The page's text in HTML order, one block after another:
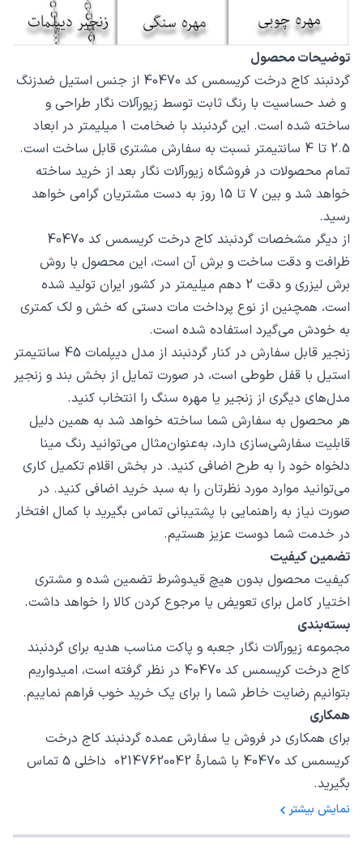
توضیحات محصول
گردنبند کاج درخت کریسمس کد 40470 از جنس استیل ضدزنگ
و ضد حساسیت با رنگ ثابت توسط زیورآلات نگار طراحی و
ساخته شده است. این گردنبند با ضخامت 1 میلیمتر در ابعاد
2.5 تا 4 سانتیمتر نسبت به سفارش مشتری قابل ساخت است.
تمام محصولات در فروشگاه زیورآلات نگار بعد از خرید ساخته
خواهد شد و بین 7 تا 15 روز به دست مشتریان گرامی خواهد
رسید.
از دیگر مشخصات گردنبند کاج درخت کریسمس کد 40470
ظرافت و دقت ساخت و برش آن است، این محصول با روش
برش لیزری و دقت 2 دهم میلیمتر در کشور ایران تولید شده
است، همچنین از نوع پرداخت مات دستی که خش و لک کمتری
به خودش می‌گیرد استفاده شده است.
زنجیر قابل سفارش در کنار گردنبند از مدل دیپلمات 45 سانتیمتر
استیل با قفل طوطی است، در صورت تمایل از بخش بند و زنجیر
مدل‌های دیگری از زنجیر یا مهره سنگ را انتخاب کنید.
هر محصول به سفارش شما ساخته خواهد شد به همین دلیل
قابلیت سفارشی‌سازی دارد، به‌عنوان‌مثال می‌توانید رنگ مینا
دلخواه خود را به طرح اضافی کنید. در بخش اقلام تکمیل کاری
می‌توانید موارد مورد نظرتان را به سبد خرید اضافی کنید. در
صورت نیاز به راهنمایی با پشتیبانی تماس بگیرید با کمال افتخار
در خدمت شما دوست عزیز هستیم.
تضمین کیفیت
کیفیت محصول بدون هیچ قیدوشرط تضمین شده و مشتری
اختیار کامل برای تعویض یا مرجوع کردن کالا را خواهد داشت.
بسته‌بندی
مجموعه زیورآلات نگار جعبه و پاکت مناسب هدیه برای گردنبند
کاج درخت کریسمس کد 40470 در نظر گرفته است، امیدواریم
بتوانیم رضایت خاطر شما را برای یک خرید خوب فراهم نماییم.
همکاری
برای همکاری در فروش یا سفارش عمده گردنبند کاج درخت
کریسمس کد 40470 با شمارهٔ 02147620042 داخلی 5 تماس
بگیرید.
نمایش بیشتر